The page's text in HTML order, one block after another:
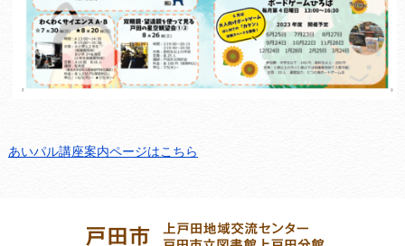
あいパル講座案内ページはこちら